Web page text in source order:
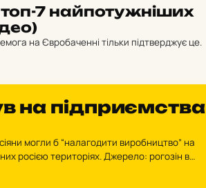
7 най­по­туж­ні­ших
на Євробаченні тільки підтверджує це.
на під­при­єм­ства
могли б “налагодити виробництво” на
росією територіях. Джерело: рогозін в
територій, там “роскосмос”,…